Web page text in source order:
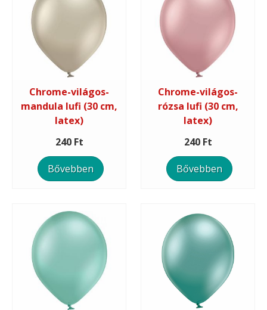
Chrome-világos-
mandula lufi (30 cm,
latex)
240 Ft
Bővebben
Chrome-világos-
rózsa lufi (30 cm,
latex)
240 Ft
Bővebben